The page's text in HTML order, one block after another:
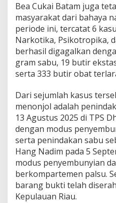
Bea Cukai Batam juga
masyarakat dari bahaya
periode ini, tercatat 6
Narkotika, Psikotropika,
berhasil digagalkan
gram sabu, 19 butir
serta 333 butir obat
Dari sejumlah kasus
menonjol adalah
13 Agustus 2025 di TPS
dengan modus
serta penindakan sabu
Hang Nadim pada 5
modus penyembunyian
berkompartemen palsu.
barang bukti telah
Kepulauan Riau.